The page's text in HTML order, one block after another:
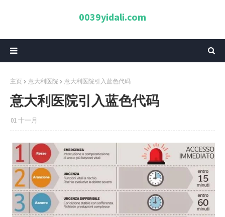
0039yidali.com
主页 意大利医院 意大利医院引入蓝色代码
意大利医院引入蓝色代码
01 十一月